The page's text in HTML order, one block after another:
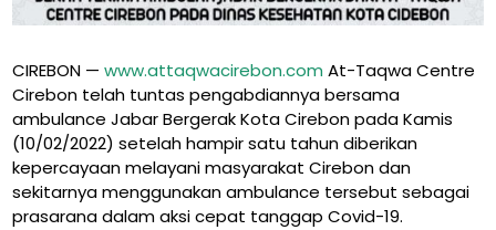
CIREBON —www.attaqwacirebon.com At-Taqwa Centre
Cirebon telah tuntas pengabdiannya bersama
ambulance Jabar Bergerak Kota Cirebon pada Kamis
(10/02/2022) setelah hampir satu tahun diberikan
kepercayaan melayani masyarakat Cirebon dan
sekitarnya menggunakan ambulance tersebut sebagai
prasarana dalam aksi cepat tanggap Covid-19.